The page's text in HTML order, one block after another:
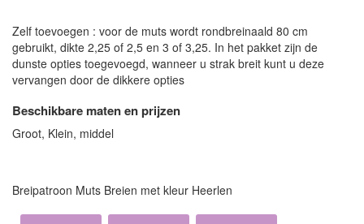
Zelf toevoegen : voor de muts wordt rondbreinaald 80 cm
gebruikt, dikte 2,25 of 2,5 en 3 of 3,25. In het pakket zijn de
dunste opties toegevoegd, wanneer u strak breit kunt u deze
vervangen door de dikkere opties
Beschikbare maten en prijzen
Groot, Klein, middel
Breipatroon Muts Breien met kleur Heerlen